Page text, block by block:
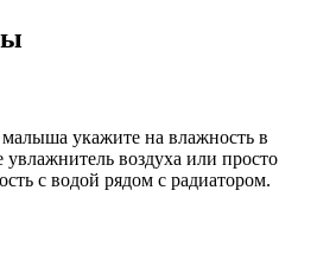
укажите на влажность в
воздуха или просто
с водой рядом с радиатором.